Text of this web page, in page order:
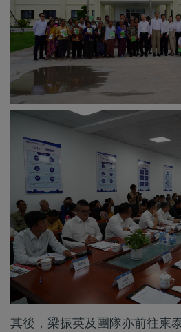
其後，梁振英及團隊亦前往柬